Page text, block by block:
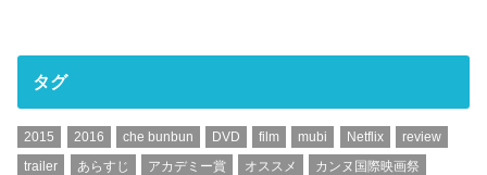
タグ
2015 2016 che bunbun DVD film mubi Netflix
review
trailer
あらすじ アカデミー賞 オススメ
カンヌ国際映画祭